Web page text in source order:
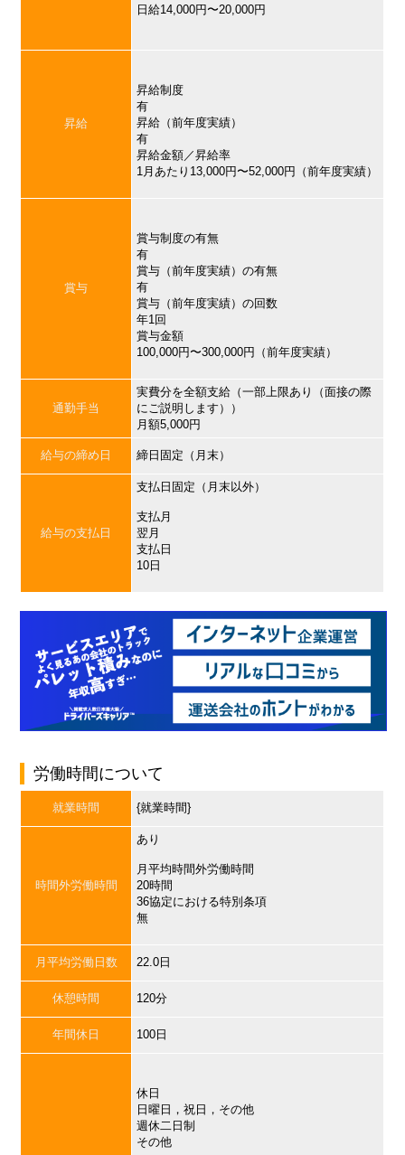
日給14,000円〜20,000円
昇給
昇給制度
有
昇給（前年度実績）
有
昇給金額／昇給率
1月あたり13,000円〜52,000円（前年度実績）
賞与
賞与制度の有無
有
賞与（前年度実績）の有無
有
賞与（前年度実績）の回数
年1回
賞与金額
100,000円〜300,000円（前年度実績）
通勤手当
実費分を全額支給（一部上限あり（面接の際
にご説明します））
月額5,000円
給与の締め日 締日固定（月末）
給与の支払日
支払日固定（月末以外）
支払月
翌月
支払日
10日
労働時間について
就業時間 {就業時間}
時間外労働時間
あり
月平均時間外労働時間
20時間
36協定における特別条項
無
月平均労働日数 22.0日
休憩時間 120分
年間休日 100日
休日
日曜日，祝日，その他
週休二日制
その他